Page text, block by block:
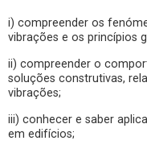
i) compreender os
vibrações e os princípios
ii) compreender o
soluções construtivas,
vibrações;
iii) conhecer e saber
em edifícios;